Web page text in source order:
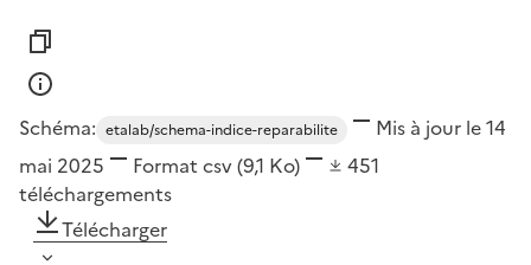
Schéma: etalab/schema-indice-reparabilite
Mis à jour le 14
mai 2025
Format csv(9,1 Ko)
451
téléchargements
Télécharger